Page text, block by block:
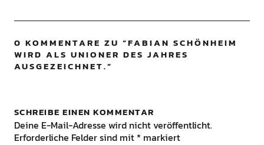
0 KOMMENTARE ZU “FABIAN SCHÖNHEIM
WIRD ALS UNIONER DES JAHRES
AUSGEZEICHNET.”
SCHREIBE EINEN KOMMENTAR
Deine E-Mail-Adresse wird nicht veröffentlicht.
Erforderliche Felder sind mit * markiert